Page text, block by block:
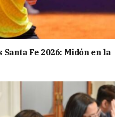
Fe 2026: Midón en la